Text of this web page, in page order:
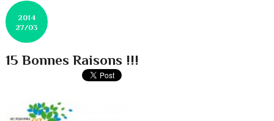
2014
27/03
15 Bonnes Raisons !!!